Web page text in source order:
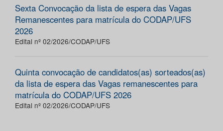
Sexta Convocação da lista de espera das Vagas
Remanescentes para matrícula do CODAP/UFS
2026
Edital nº 02/2026/CODAP/UFS
Quinta convocação de candidatos(as) sorteados(as)
da lista de espera das Vagas remanescentes para
matrícula do CODAP/UFS 2026
Edital nº 02/2026/CODAP/UFS